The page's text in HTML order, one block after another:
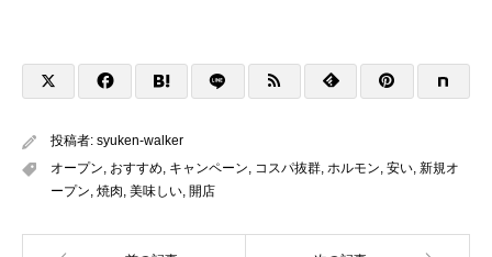
投稿者: syuken-walker
オープン おすすめ キャンペーン コスパ抜群 ホルモン 安い 新規オ
ープン 焼肉 美味しい 開店